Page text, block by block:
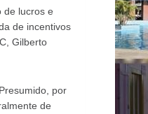
de lucros e
de incentivos
Gilberto
por
de